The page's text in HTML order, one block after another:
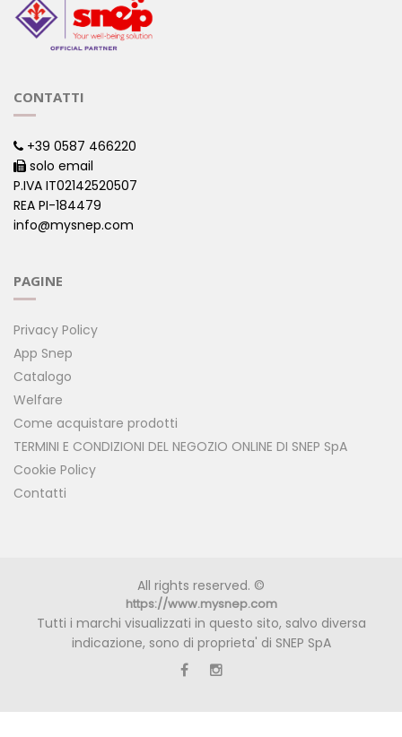
CONTATTI
+39 0587 466220
solo email
P.IVA IT02142520507
REA PI-184479
info@mysnep.com
PAGINE
Privacy Policy
App Snep
Catalogo
Welfare
Come acquistare prodotti
TERMINI E CONDIZIONI DEL NEGOZIO ONLINE DI SNEP SpA
Cookie Policy
Contatti
All rights reserved. ©
https://www.mysnep.com
Tutti i marchi visualizzati in questo sito, salvo diversa
indicazione, sono di proprieta' di SNEP SpA